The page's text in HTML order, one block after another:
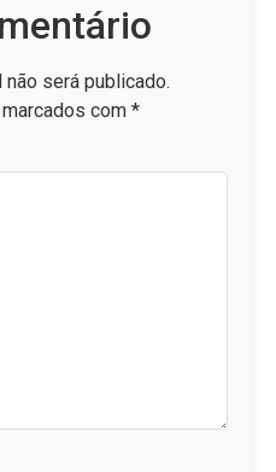
será publicado.
com *